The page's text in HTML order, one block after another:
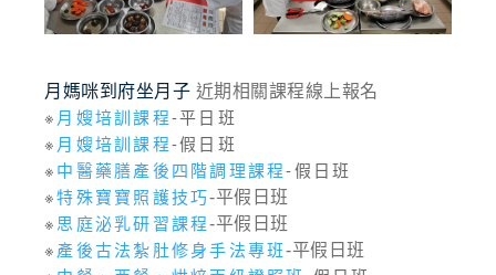
月媽咪到府坐月子 近期相關課程線上報名
※月嫂培訓課程-平日班
※月嫂培訓課程-假日班
※中醫藥膳產後四階調理課程-假日班
※特殊寶寶照護技巧-平假日班
※思庭泌乳研習課程-平假日班
※產後古法紮肚修身手法專班-平假日班